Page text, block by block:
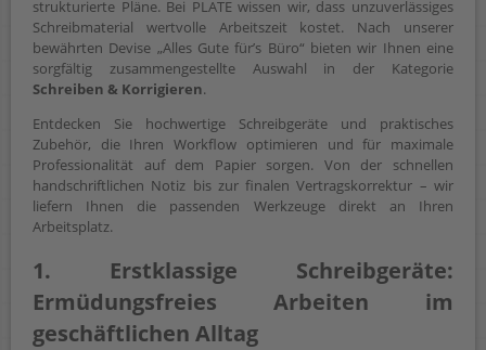
strukturierte Pläne. Bei PLATE wissen wir, dass unzuverlässiges
Schreibmaterial wertvolle Arbeitszeit kostet. Nach unserer
bewährten Devise „Alles Gute für’s Büro“ bieten wir Ihnen eine
sorgfältig zusammengestellte Auswahl in der Kategorie
Schreiben & Korrigieren.
Entdecken Sie hochwertige Schreibgeräte und praktisches
Zubehör, die Ihren Workflow optimieren und für maximale
Professionalität auf dem Papier sorgen. Von der schnellen
handschriftlichen Notiz bis zur finalen Vertragskorrektur – wir
liefern Ihnen die passenden Werkzeuge direkt an Ihren
Arbeitsplatz.
1. Erstklassige Schreibgeräte:
Ermüdungsfreies Arbeiten im
geschäftlichen Alltag